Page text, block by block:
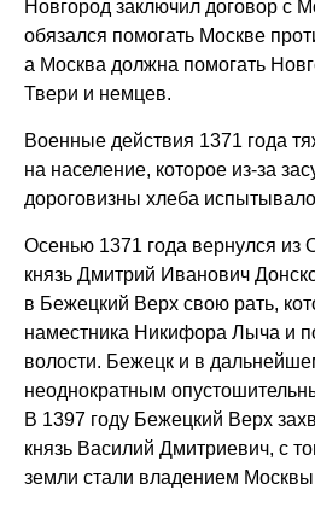
Новгород заключил договор с
обязался помогать Москве
а Москва должна помогать
Твери и немцев.
Военные действия 1371 года
на население, которое из-за
дороговизны хлеба
Осенью 1371 года вернулся из
князь Дмитрий Иванович
в Бежецкий Верх свою рать,
наместника Никифора Лыча и
волости. Бежецк и в
неоднократным
В 1397 году Бежецкий Верх
князь Василий Дмитриевич, с
земли стали владением Москвы